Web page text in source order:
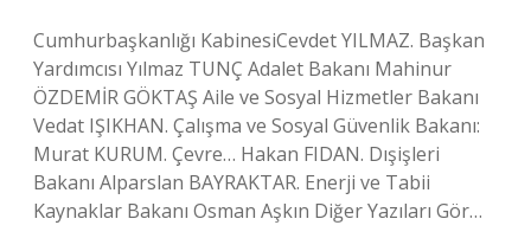
Cumhurbaşkanlığı KabinesiCevdet YILMAZ. Başkan
Yardımcısı Yılmaz TUNÇ Adalet Bakanı Mahinur
ÖZDEMİR GÖKTAŞ Aile ve Sosyal Hizmetler Bakanı
Vedat IŞIKHAN. Çalışma ve Sosyal Güvenlik Bakanı:
Murat KURUM. Çevre… Hakan FIDAN. Dışişleri
Bakanı Alparslan BAYRAKTAR. Enerji ve Tabii
Kaynaklar Bakanı Osman Aşkın Diğer Yazıları Gör…